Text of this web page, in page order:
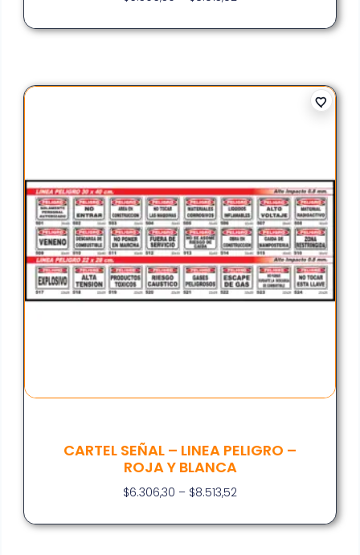
CARTEL SEÑAL – LINEA PELIGRO –
ROJA Y BLANCA
$6.306,30 – $8.513,52